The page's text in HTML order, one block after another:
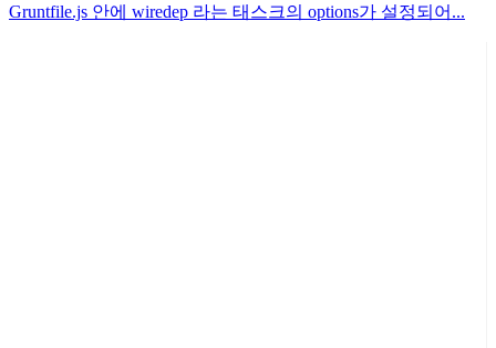
Gruntfile.js 안에 wiredep 라는 태스크의 options가 설정되어...